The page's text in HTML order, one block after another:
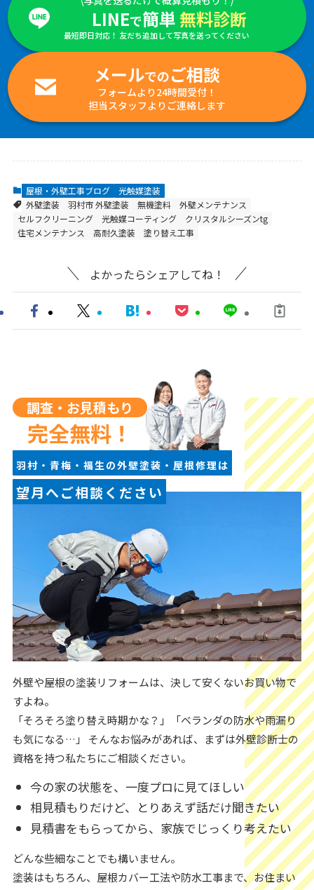
LINEで簡単 無料診断
最短即日対応！ 友だち追加して写真を送ってください
メールでのご相談
フォームより24時間受付！
担当スタッフよりご連絡します
屋根・外壁工事ブログ
光触媒塗装
外壁塗装
羽村市 外壁塗装 無機塗料
外壁メンテナンス
セルフクリーニング
光触媒コーティング
クリスタルシーズンtg
住宅メンテナンス
高耐久塗装 塗り替え工事
よかったらシェアしてね！
調査・お見積もり
完全無料！
羽村・青梅・福生の外壁塗装・屋根修理は
望月へご相談ください
外壁や屋根の塗装リフォームは、決して安くないお買い物で
すよね。
「そろそろ塗り替え時期かな？」「ベランダの防水や雨漏り
も気になる…」 そんなお悩みがあれば、まずは外壁診断士の
資格を持つ私たちにご相談ください。
今の家の状態を、一度プロに見てほしい
相見積もりだけど、とりあえず話だけ聞きたい
見積書をもらってから、家族でじっくり考えたい
どんな些細なことでも構いません。
塗装はもちろん、屋根カバー工法や防水工事まで、お住まい